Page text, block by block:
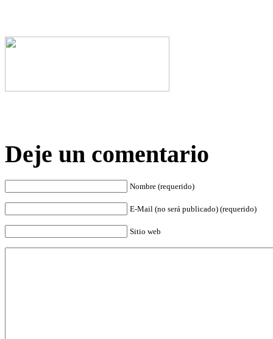
Deje un comentario
Nombre (requerido)
E-Mail (no será publicado) (requerido)
Sitio web